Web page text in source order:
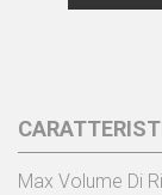
Max Volume Di